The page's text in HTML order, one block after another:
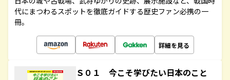
代にまつわるスポットを徹底ガイドする歴史ファン必携の一
冊。
詳細を見る
Ｓ０１ 今こそ学びたい日本のこと